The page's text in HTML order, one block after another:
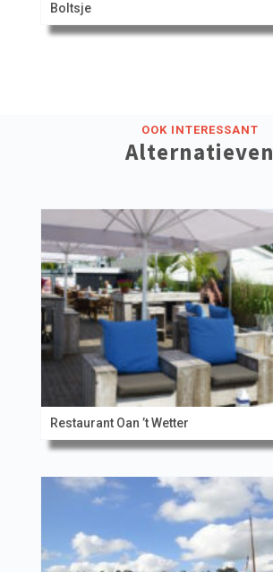
Boltsje
OOK INTERESSANT
Alternatieven
Restaurant Oan ’t Wetter